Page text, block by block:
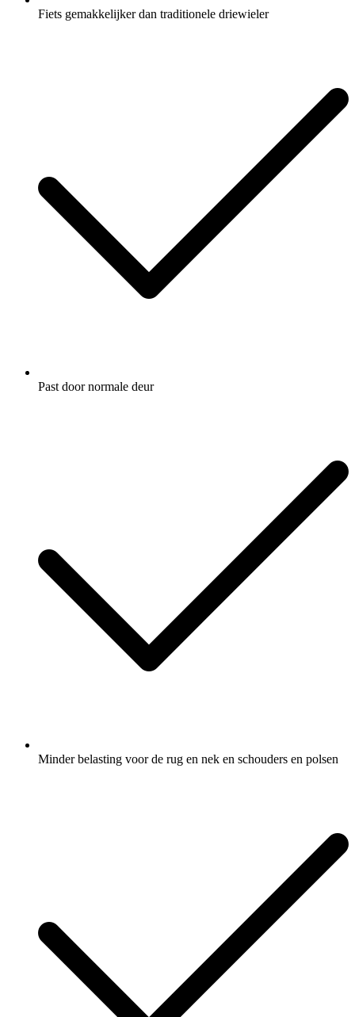
Fiets gemakkelijker dan traditionele driewieler
Past door normale deur
Minder belasting voor de rug en nek en schouders en polsen